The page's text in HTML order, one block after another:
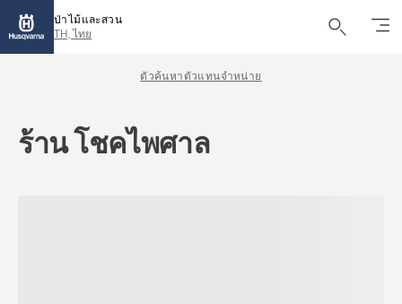
ป่าไม้และสวน
TH, ไทย
ตัวค้นหาตัวแทนจำหน่าย
ร้าน โชคไพศาล